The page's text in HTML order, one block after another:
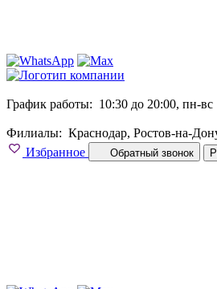
График работы: 10:30 до 20:00, пн-вс
Филиалы: Краснодар, Ростов-на-
Избранное
Обратный звонок